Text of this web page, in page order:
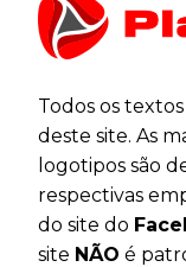
Todos os
deste site. As
logotipos são
respectivas
do site do
site NÃO é